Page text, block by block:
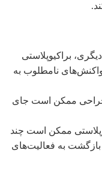
براکیوپلاستی
واکنش‌های نامطلوب به
ممکن است جای
ممکن است چند
به فعالیت‌های